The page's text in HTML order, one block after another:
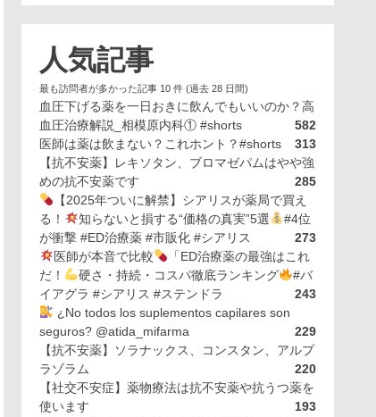
人気記事
最も訪問者が多かった記事 10 件 (過去 28 日間)
血圧下げる薬を一日おきに飲んでもいいのか？高
血圧治療解説_相模原内科① #shorts
582
医師は薬は飲まない？これホント？#shorts
313
【抗不安薬】レキソタン、ブロマゼパムはやや強
めの抗不安薬です
285
【2025年ついに解禁】シアリスが薬局で買え
る！
知らないと損する“価格の真実”5選
#4位
が衝撃 #ED治療薬 #市販化 #シアリス
273
医師が本音で比較
「ED治療薬の最強はこれ
だ！
硬さ・持続・コスパ徹底ランキング
#バ
イアグラ #シアリス #ステンドラ
243
¿No todos los suplementos capilares son
seguros? @atida_mifarma
229
【抗不安薬】ソラナックス、コンスタン、アルプ
ラゾラム
220
【社交不安症】薬物療法は抗不安薬や抗うつ薬を
使います
193